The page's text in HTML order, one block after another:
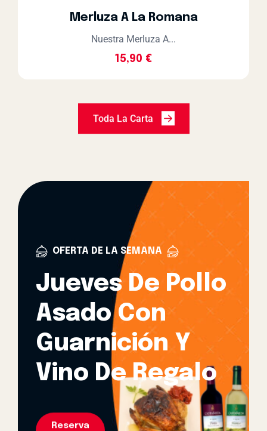
Merluza A La Romana
Nuestra Merluza A...
15,90 €
Toda La Carta
OFERTA DE LA SEMANA
Jueves De Pollo
Asado Con
Guarnición Y
Vino De Regalo
Reserva